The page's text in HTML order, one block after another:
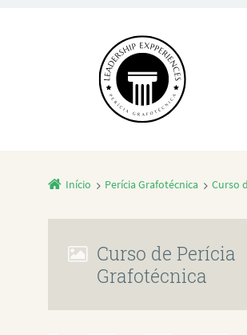
Início Perícia Grafotécnica Curso
Curso de Perícia
Grafotécnica